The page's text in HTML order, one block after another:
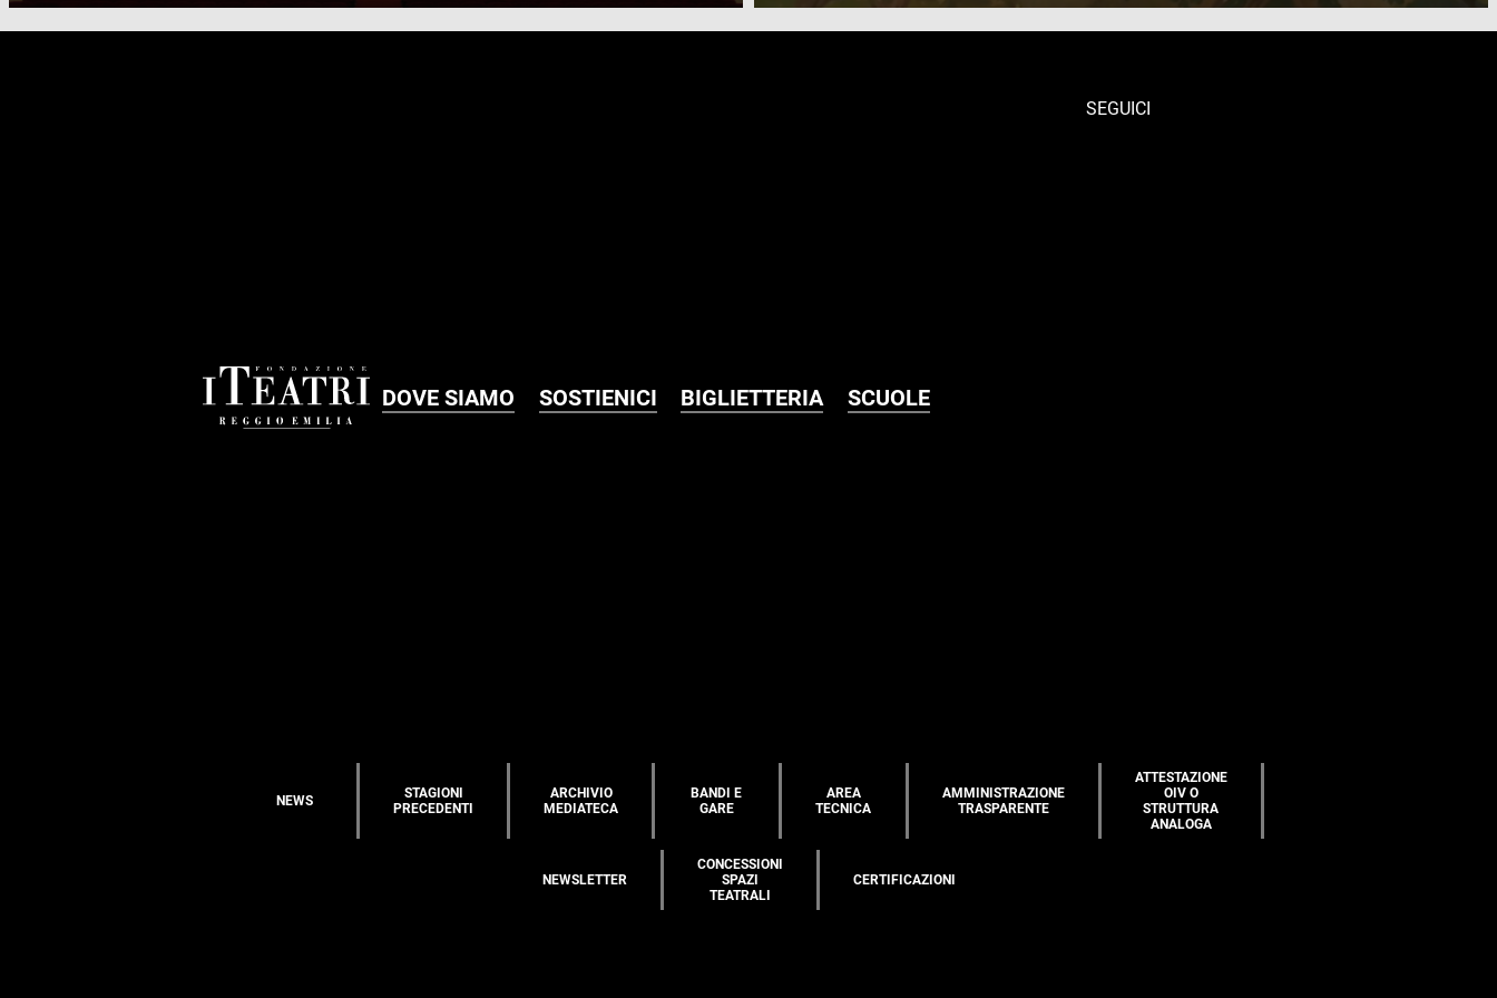
DOVE SIAMO SOSTIENICI BIGLIETTERIA SCUOLE
SEGUICI
NEWS
STAGIONI
PRECEDENTI
ARCHIVIO
MEDIATECA
BANDI E
GARE
AREA
TECNICA
AMMINISTRAZIONE
TRASPARENTE
ATTESTAZIONE
OIV O
STRUTTURA
ANALOGA
NEWSLETTER
CONCESSIONI
SPAZI
TEATRALI
CERTIFICAZIONI